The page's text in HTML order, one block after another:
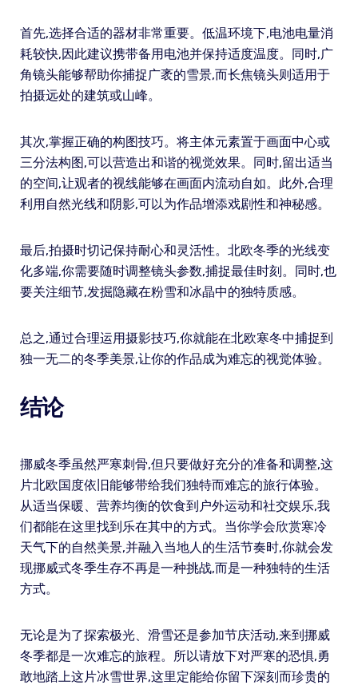
首先,选择合适的器材非常重要。低温环境下,电池电量消
耗较快,因此建议携带备用电池并保持适度温度。同时,广
角镜头能够帮助你捕捉广袤的雪景,而长焦镜头则适用于
拍摄远处的建筑或山峰。
其次,掌握正确的构图技巧。将主体元素置于画面中心或
三分法构图,可以营造出和谐的视觉效果。同时,留出适当
的空间,让观者的视线能够在画面内流动自如。此外,合理
利用自然光线和阴影,可以为作品增添戏剧性和神秘感。
最后,拍摄时切记保持耐心和灵活性。北欧冬季的光线变
化多端,你需要随时调整镜头参数,捕捉最佳时刻。同时,也
要关注细节,发掘隐藏在粉雪和冰晶中的独特质感。
总之,通过合理运用摄影技巧,你就能在北欧寒冬中捕捉到
独一无二的冬季美景,让你的作品成为难忘的视觉体验。
结论
挪威冬季虽然严寒刺骨,但只要做好充分的准备和调整,这
片北欧国度依旧能够带给我们独特而难忘的旅行体验。
从适当保暖、营养均衡的饮食到户外运动和社交娱乐,我
们都能在这里找到乐在其中的方式。当你学会欣赏寒冷
天气下的自然美景,并融入当地人的生活节奏时,你就会发
现挪威式冬季生存不再是一种挑战,而是一种独特的生活
方式。
无论是为了探索极光、滑雪还是参加节庆活动,来到挪威
冬季都是一次难忘的旅程。所以请放下对严寒的恐惧,勇
敢地踏上这片冰雪世界,这里定能给你留下深刻而珍贵的